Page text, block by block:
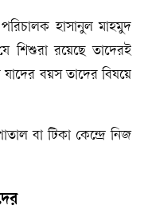
পরিচালক হাসানুল মাহমুদ
শিশুরা রয়েছে তাদেরই
যাদের বয়স তাদের বিষয়ে
বা টিকা কেন্দ্রে নিজ